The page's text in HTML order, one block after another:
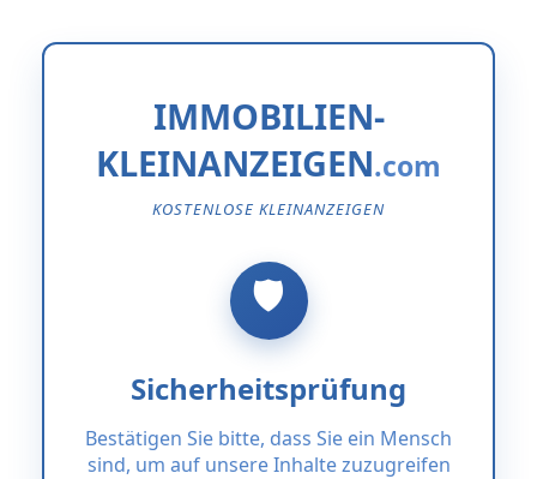
IMMOBILIEN-
KLEINANZEIGEN
KOSTENLOSE KLEINANZEIGEN
Sicherheitsprüfung
Bestätigen Sie bitte, dass Sie ein Mensch
sind, um auf unsere Inhalte zuzugreifen